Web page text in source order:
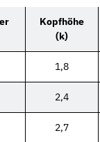
Kopfhöhe
(k)
1,8
2,4
2,7